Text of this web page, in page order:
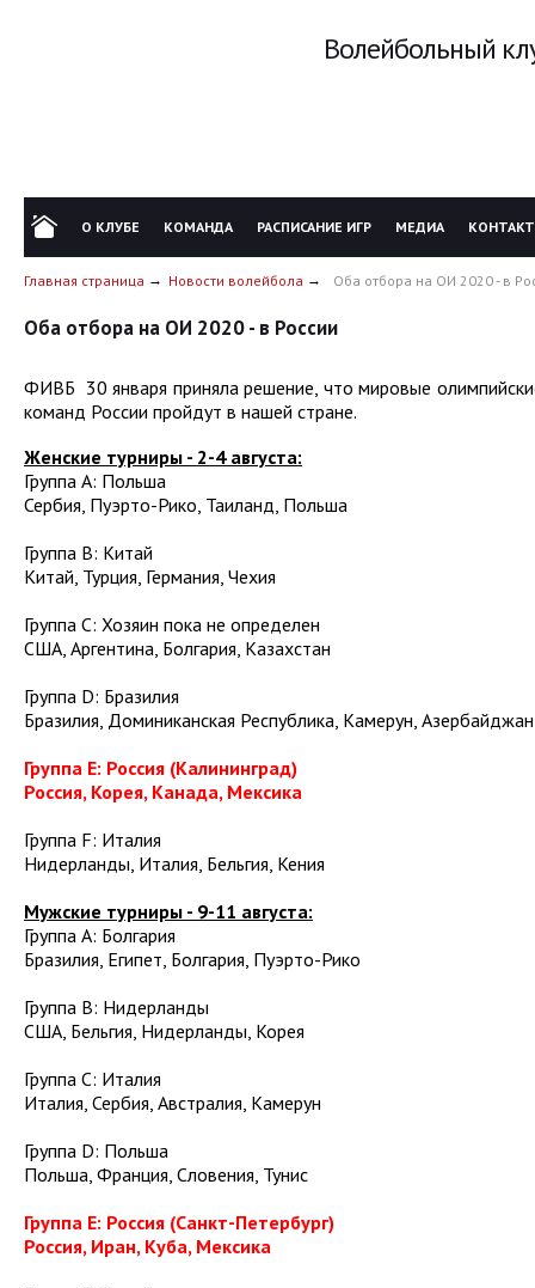
Волейбольный
О КЛУБЕ КОМАНДА РАСПИСАНИЕ ИГР МЕДИА
Главная страница Новости волейбола Оба отбора на ОИ 2020 - в
Оба отбора на ОИ 2020 - в России
ФИВБ 30 января приняла решение, что мировые
команд России пройдут в нашей стране.
Женские турниры - 2-4 августа:
Группа A: Польша
Сербия, Пуэрто-Рико, Таиланд, Польша
Группа B: Китай
Китай, Турция, Германия, Чехия
Группа C: Хозяин пока не определен
США, Аргентина, Болгария, Казахстан
Группа D: Бразилия
Бразилия, Доминиканская Республика, Камерун, Азербайджан
Группа E: Россия (Калининград)
Россия, Корея, Канада, Мексика
Группа F: Италия
Нидерланды, Италия, Бельгия, Кения
Мужские турниры - 9-11 августа:
Группа A: Болгария
Бразилия, Египет, Болгария, Пуэрто-Рико
Группа B: Нидерланды
США, Бельгия, Нидерланды, Корея
Группа C: Италия
Италия, Сербия, Австралия, Камерун
Группа D: Польша
Польша, Франция, Словения, Тунис
Группа E: Россия (Санкт-Петербург)
Россия, Иран, Куба, Мексика